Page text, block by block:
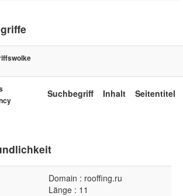
Suchbegriff Inhalt Seitentitel
Domain : rooffing.ru
Länge : 11